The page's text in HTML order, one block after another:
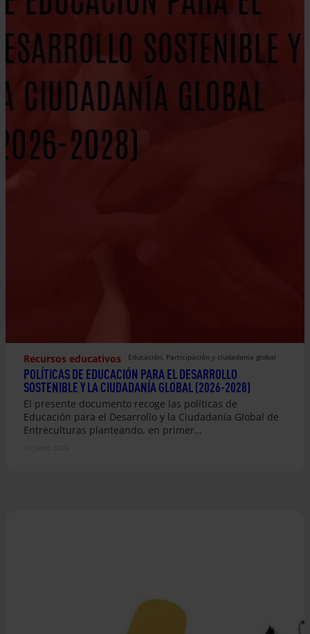
Recursos educativos Educación, Participación y ciudadanía global
POLÍTICAS DE EDUCACIÓN PARA EL DESARROLLO
SOSTENIBLE Y LA CIUDADANÍA GLOBAL (2026-2028)
El presente documento recoge las políticas de
Educación para el Desarrollo y la Ciudadanía Global de
Entreculturas planteando, en primer…